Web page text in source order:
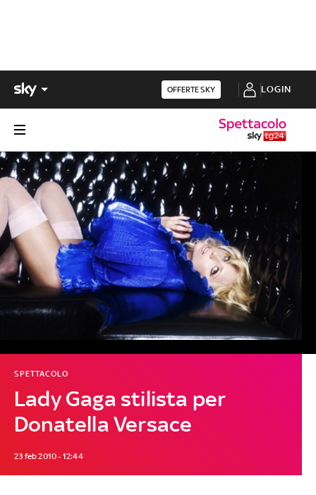
OFFERTE SKY LOGIN
Lady Gaga stilista per
Donatella Versace
SPETTACOLO
23 feb 2010 - 12:44